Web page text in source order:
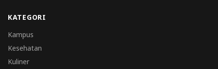
KATEGORI
Kampus
Kesehatan
Kuliner